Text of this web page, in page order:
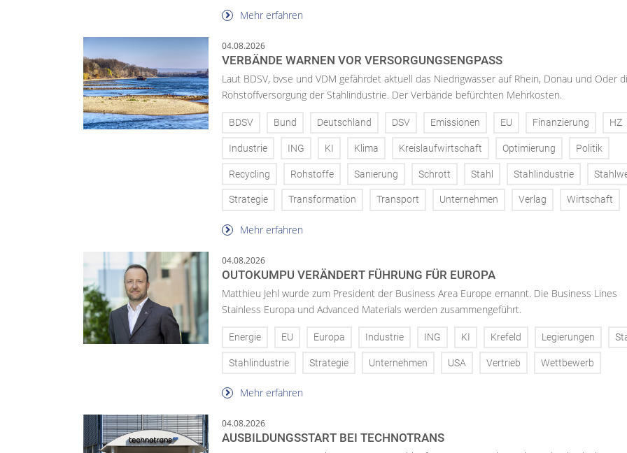
Mehr erfahren
04.08.2026
VERBÄNDE WARNEN VOR VERSORGUNGSENGPASS
Laut BDSV, bvse und VDM gefährdet aktuell das Niedrigwasser auf Rhein, Donau und Oder
Rohstoffversorgung der Stahlindustrie. Der Verbände befürchten Mehrkosten.
BDSV Bund Deutschland DSV Emissionen EU Finanzierung HZ
Industrie ING KI Klima Kreislaufwirtschaft Optimierung Politik
Recycling Rohstoffe Sanierung Schrott Stahl Stahlindustrie
Strategie Transformation Transport Unternehmen Verlag Wirtschaft
Mehr erfahren
04.08.2026
OUTOKUMPU VERÄNDERT FÜHRUNG FÜR EUROPA
Matthieu Jehl wurde zum President der Business Area Europe ernannt. Die Business Lines
Stainless Europa und Advanced Materials werden zusammengeführt.
Energie EU Europa Industrie ING KI Krefeld Legierungen
Stahlindustrie Strategie Unternehmen USA Vertrieb Wettbewerb
Mehr erfahren
04.08.2026
AUSBILDUNGSSTART BEI TECHNOTRANS